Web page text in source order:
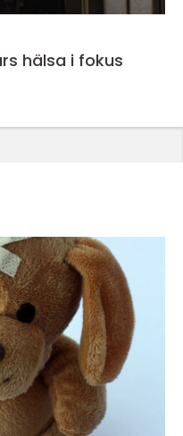
hälsa i fokus